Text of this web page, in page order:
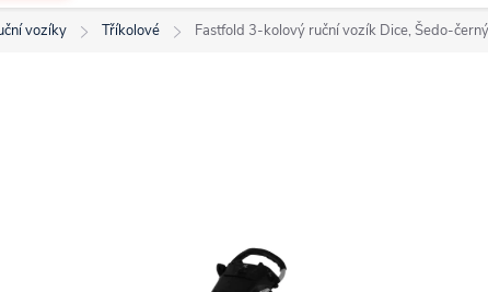
vozíky Tříkolové Fastfold 3-kolový ruční vozík Dice, Šedo-černý